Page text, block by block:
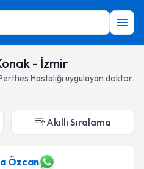
- İzmir
Hastalığı uygulayan doktor
Akıllı Sıralama
Özcan